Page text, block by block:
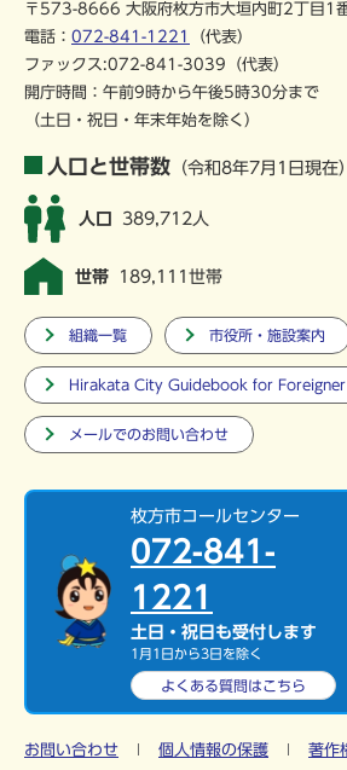
〒573-8666 大阪府枚方市大垣内町2丁目1
電話： 072-841-1221
（代表）
ファックス:072-841-3039（代表）
開庁時間：午前9時から午後5時30分まで
（土日・祝日・年末年始を除く）
人口と世帯数 （令和8年7月1日現在）
人口 389,712人
世帯 189,111世帯
組織一覧 市役所・施設案内
Hirakata City Guidebook for Foreigner
メールでのお問い合わせ
枚方市コールセンター
072-841-
1221
土日・祝日も受付します
1月1日から3日を除く
よくある質問はこちら
お問い合わせ 個人情報の保護 著作